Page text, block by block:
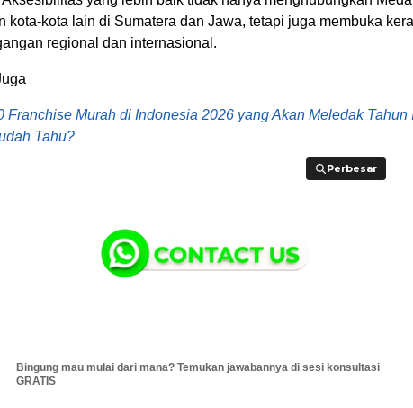
kota-kota lain di Sumatera dan Jawa, tetapi juga membuka
regional dan internasional.
Franchise Murah di Indonesia 2026 yang Akan Meledak Tahun
Tahu?
Perbesar
Perbesar
Bingung mau mulai dari mana? Temukan jawabannya di sesi konsultasi
GRATIS